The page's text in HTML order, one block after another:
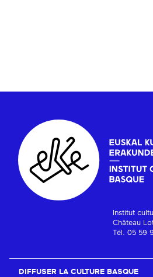
Institut
Château
Tél. 05 59
DIFFUSER LA CULTURE BASQUE